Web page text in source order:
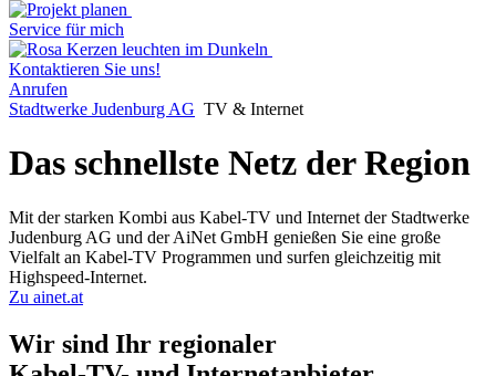
Service für mich
Kontaktieren Sie uns!
Anrufen
Stadtwerke Judenburg AG TV & Internet
Das schnellste Netz der Region
Mit der starken Kombi aus Kabel-TV und Internet der Stadtwerke
Judenburg AG und der AiNet GmbH genießen Sie eine große
Vielfalt an Kabel-TV Programmen und surfen gleichzeitig mit
Highspeed-Internet.
Zu ainet.at
Wir sind Ihr regionaler